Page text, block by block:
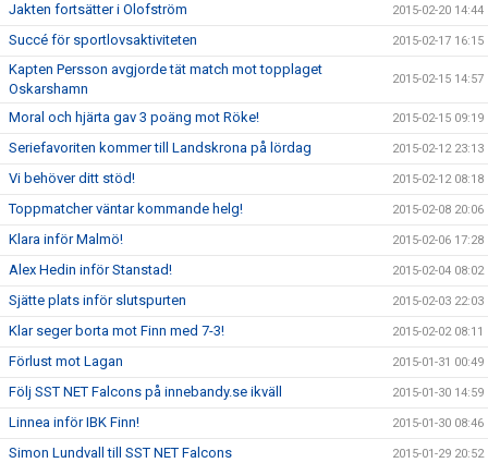
Jakten fortsätter i Olofström 2015-02-20 14:44
Succé för sportlovsaktiviteten 2015-02-17 16:15
Kapten Persson avgjorde tät match mot topplaget
Oskarshamn
2015-02-15 14:57
Moral och hjärta gav 3 poäng mot Röke! 2015-02-15 09:19
Seriefavoriten kommer till Landskrona på lördag 2015-02-12 23:13
Vi behöver ditt stöd! 2015-02-12 08:18
Toppmatcher väntar kommande helg! 2015-02-08 20:06
Klara inför Malmö! 2015-02-06 17:28
Alex Hedin inför Stanstad! 2015-02-04 08:02
Sjätte plats inför slutspurten 2015-02-03 22:03
Klar seger borta mot Finn med 7-3! 2015-02-02 08:11
Förlust mot Lagan 2015-01-31 00:49
Följ SST NET Falcons på innebandy.se ikväll 2015-01-30 14:59
Linnea inför IBK Finn! 2015-01-30 08:46
Simon Lundvall till SST NET Falcons 2015-01-29 20:52